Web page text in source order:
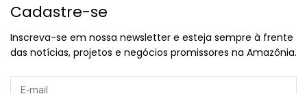
Cadastre-se
Inscreva-se em nossa newsletter e esteja sempre à frente
das notícias, projetos e negócios promissores na Amazônia.